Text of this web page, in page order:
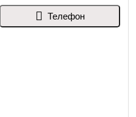
Телефон